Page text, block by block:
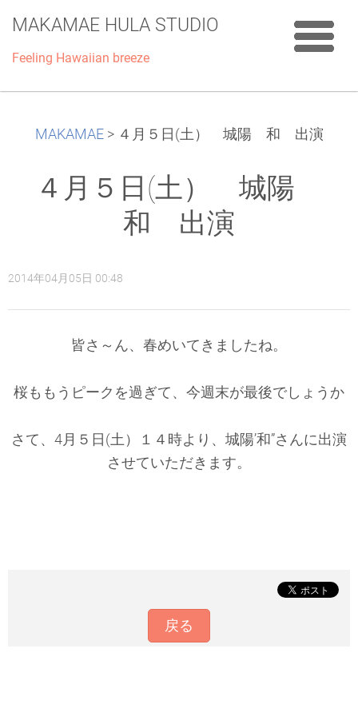
MAKAMAE HULA STUDIO
Feeling Hawaiian breeze
MAKAMAE > ４月５日(土） 城陽 和 出演
４月５日(土） 城陽
和 出演
2014年04月05日 00:48
皆さ～ん、春めいてきましたね。
桜ももうピークを過ぎて、今週末が最後でしょうか
さて、4月５日(土）１４時より、城陽’和”さんに出演
させていただきます。
戻る